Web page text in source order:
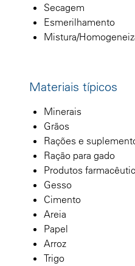
Secagem
Esmerilhamento
Mistura/
Materiais típicos
Minerais
Grãos
Rações e
Ração para gado
Produtos
Gesso
Cimento
Areia
Papel
Arroz
Trigo